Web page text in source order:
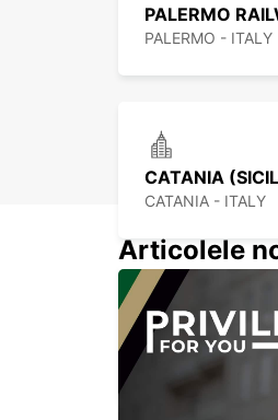
PALERMO - ITALY
CATANIA
CATANIA - ITALY
SIRACUSA
SIRACUSA - ITALY
Articolele